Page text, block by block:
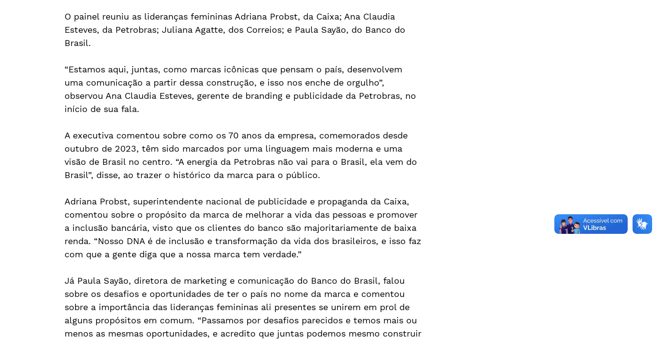
O painel reuniu as lideranças femininas Adriana Probst, da Caixa; Ana Claudia
Esteves, da Petrobras; Juliana Agatte, dos Correios; e Paula Sayão, do Banco do
Brasil.
“Estamos aqui, juntas, como marcas icônicas que pensam o país, desenvolvem
uma comunicação a partir dessa construção, e isso nos enche de orgulho”,
observou Ana Claudia Esteves, gerente de branding e publicidade da Petrobras, no
início de sua fala.
A executiva comentou sobre como os 70 anos da empresa, comemorados desde
outubro de 2023, têm sido marcados por uma linguagem mais moderna e uma
visão de Brasil no centro. “A energia da Petrobras não vai para o Brasil, ela vem do
Brasil”, disse, ao trazer o histórico da marca para o público.
Adriana Probst, superintendente nacional de publicidade e propaganda da Caixa,
comentou sobre o propósito da marca de melhorar a vida das pessoas e promover
a inclusão bancária, visto que os clientes do banco são majoritariamente de baixa
renda. “Nosso DNA é de inclusão e transformação da vida dos brasileiros, e isso faz
com que a gente diga que a nossa marca tem verdade.”
Já Paula Sayão, diretora de marketing e comunicação do Banco do Brasil, falou
sobre os desafios e oportunidades de ter o país no nome da marca e comentou
sobre a importância das lideranças femininas ali presentes se unirem em prol de
alguns propósitos em comum. “Passamos por desafios parecidos e temos mais ou
menos as mesmas oportunidades, e acredito que juntas podemos mesmo construir